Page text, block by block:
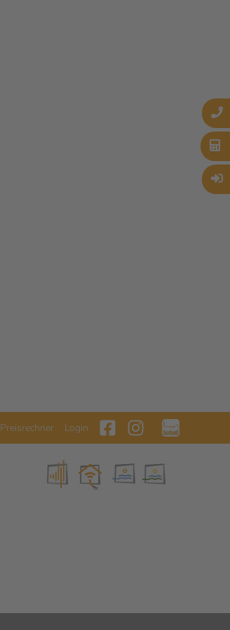
Preisrechner Login